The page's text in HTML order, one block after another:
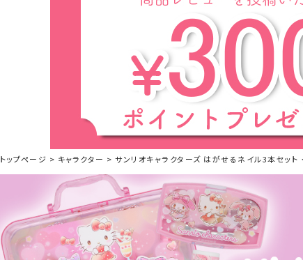
トップページ キャラクター サンリオキャラクターズ はがせるネイル3本セッ